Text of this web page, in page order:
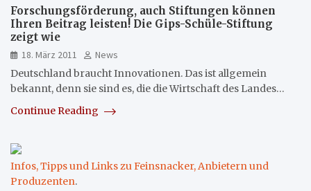
Forschungsförderung, auch Stiftungen können
Ihren Beitrag leisten! Die Gips-Schüle-Stiftung
zeigt wie
18. März 2011
News
Deutschland braucht Innovationen. Das ist allgemein
bekannt, denn sie sind es, die die Wirtschaft des Landes…
Continue Reading
Infos, Tipps und Links zu Feinsnacker, Anbietern und
Produzenten.